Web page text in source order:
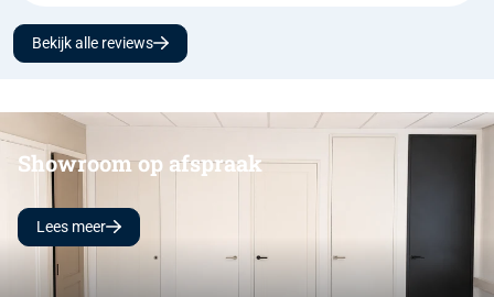
Bekijk alle reviews
Showroom op afspraak
Lees meer